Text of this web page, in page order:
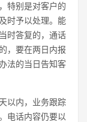
特别是对客户的
时予以处理。能
时答复的，通话
，要在两日内报
法的当日告知客
以内，业务跟踪
电话内容仍要以